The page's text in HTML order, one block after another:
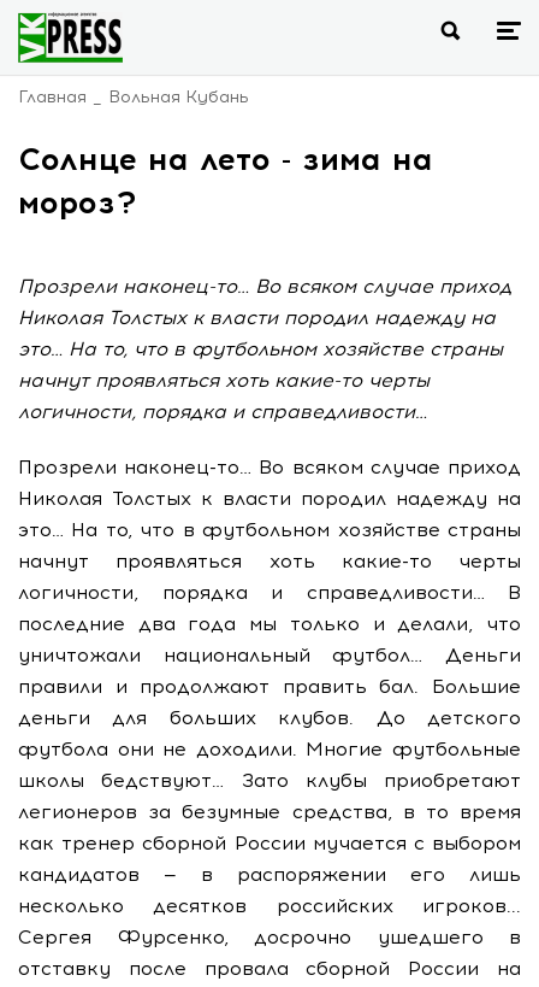
Главная Вольная Кубань
Солнце на лето - зима на
мороз?
Прозрели наконец-то… Во всяком случае приход
Николая Толстых к власти породил надежду на
это… На то, что в футбольном хозяйстве страны
начнут проявляться хоть какие-то черты
логичности, порядка и справедливости…
Прозрели наконец-то… Во всяком случае приход
Николая Толстых к власти породил надежду на
это… На то, что в футбольном хозяйстве страны
начнут проявляться хоть какие-то черты
логичности, порядка и справедливости… В
последние два года мы только и делали, что
уничтожали национальный футбол… Деньги
правили и продолжают править бал. Большие
деньги для больших клубов. До детского
футбола они не доходили. Многие футбольные
школы бедствуют… Зато клубы приобретают
легионеров за безумные средства, в то время
как тренер сборной России мучается с выбором
кандидатов — в распоряжении его лишь
несколько десятков российских игроков...
Сергея Фурсенко, досрочно ушедшего в
отставку после провала сборной России на